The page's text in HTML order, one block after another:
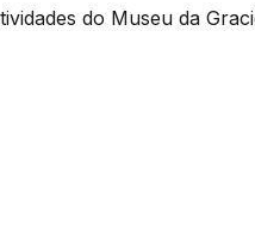
do Museu da